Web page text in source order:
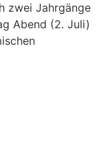
zwei Jahrgänge
Abend (2. Juli)